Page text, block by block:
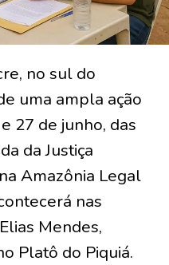
no sul do
uma ampla ação
27 de junho, das
da Justiça
Amazônia Legal
nas
Mendes,
Platô do Piquiá.